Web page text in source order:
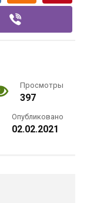
Просмотры
397
Опубликовано
02.02.2021